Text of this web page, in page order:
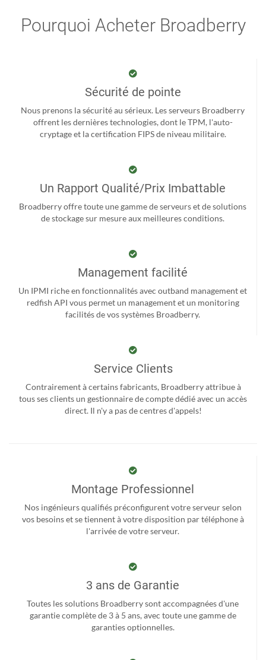
Pourquoi Acheter Broadberry
Sécurité de pointe
Nous prenons la sécurité au sérieux. Les serveurs Broadberry
offrent les dernières technologies, dont le TPM, l'auto-
cryptage et la certification FIPS de niveau militaire.
Un Rapport Qualité/Prix Imbattable
Broadberry offre toute une gamme de serveurs et de solutions
de stockage sur mesure aux meilleures conditions.
Management facilité
Un IPMI riche en fonctionnalités avec outband management et
redfish API vous permet un management et un monitoring
facilités de vos systèmes Broadberry.
Service Clients
Contrairement à certains fabricants, Broadberry attribue à
tous ses clients un gestionnaire de compte dédié avec un accès
direct. Il n'y a pas de centres d'appels!
Montage Professionnel
Nos ingénieurs qualifiés préconfigurent votre serveur selon
vos besoins et se tiennent à votre disposition par téléphone à
l'arrivée de votre serveur.
3 ans de Garantie
Toutes les solutions Broadberry sont accompagnées d'une
garantie complète de 3 à 5 ans, avec toute une gamme de
garanties optionnelles.